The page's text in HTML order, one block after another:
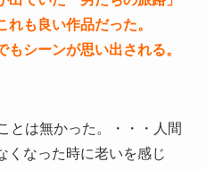
も良い作品だった。
シーンが思い出される。
とは無かった。・・・人間
くなった時に老いを感じ